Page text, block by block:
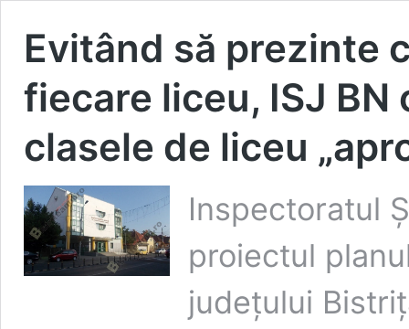
Evitând să prezinte
fiecare liceu, ISJ
clasele de liceu
Inspectoratul
proiectul
județului